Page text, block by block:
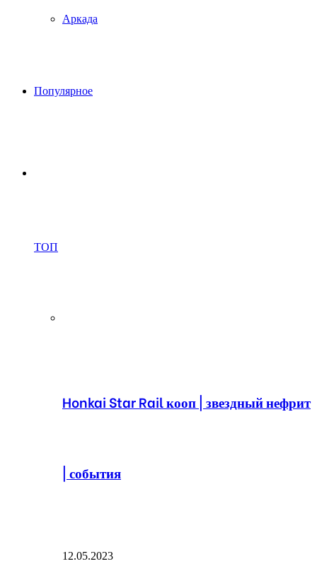
Аркада
Популярное
ТОП
Honkai Star Rail кооп | звездный нефрит
| события
12.05.2023